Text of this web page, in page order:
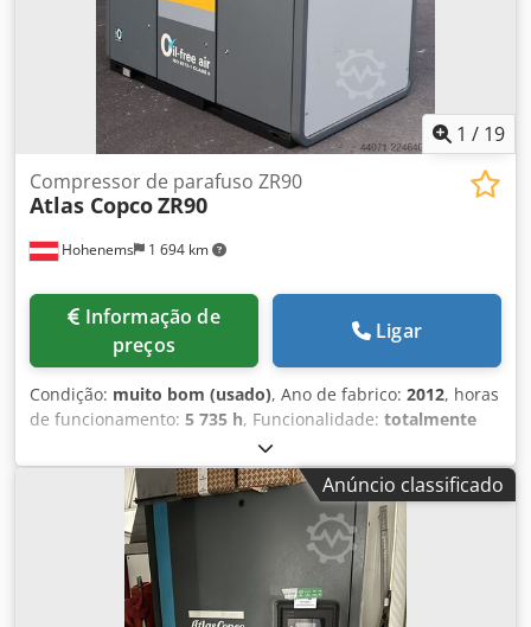
lubrificados.
1 / 19
Hohenems 1 694 km
Compressor de parafuso ZR90
Atlas CopcoZR90
preços
Ligar
Condição: muito bom (usado), Ano de fabrico: 2012, horas
de funcionamento: 5 735 h, Funcionalidade: totalmente
, Compressor de parafusos sem óleo Atlas Copco
ZR90 90 kW 7,50 bar 14 m³/min Ano de fabricação: 2012
Cedpfx Ajzqvvascnjrf Horas de funcionamento: 5735
Anúncio classificado